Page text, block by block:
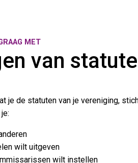
van
MET
je de statuten van je vereniging,
wilt uitgeven
wilt instellen